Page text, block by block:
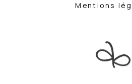
Mentions